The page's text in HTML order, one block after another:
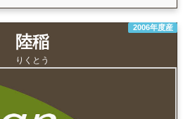
2006年度産
陸稲
りくとう